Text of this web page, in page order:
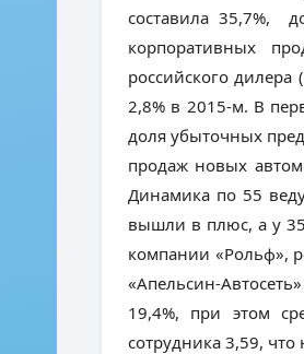
составила 35,7%,
корпоративных
российского
2,8% в 2015-м. В
доля убыточных
продаж новых
Динамика по 55
вышли в плюс, а у
компании «Рольф»,
«Апельсин-
19,4%, при этом
сотрудника 3,59,